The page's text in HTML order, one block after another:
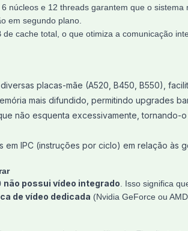
núcleos e 12 threads garantem que o
em segundo plano.
cache total, o que otimiza a comunicação
placas-mãe (A520, B450, B550),
mais difundido, permitindo upgrades
não esquenta excessivamente, tornando-
em IPC (instruções por ciclo) em relação às
não possui vídeo integrado . Isso significa
de vídeo dedicada (Nvidia GeForce ou